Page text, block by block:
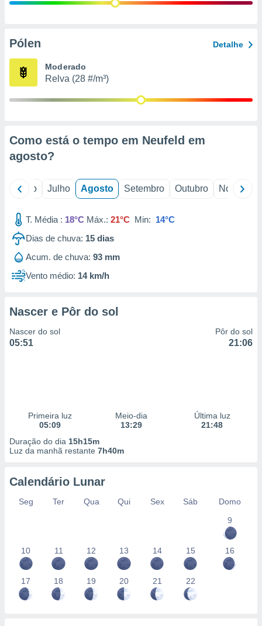
e
de
Pólen Detalhe
Moderado
Relva (28 #/m³)
Como está o tempo em Neufeld em
agosto?
Junho Julho Agosto Setembro Outubro Novembro
T. Média : 18°C Máx.: 21°C Min: 14°C
Dias de chuva: 15 dias
Acum. de chuva: 93 mm
Vento médio: 14 km/h
Nascer e Pôr do sol
Nascer do sol
05:51
Pôr do sol
21:06
Primeira luz
05:09
Meio-dia
13:29
Última luz
21:48
Duração do dia 15h15m
Luz da manhã restante 7h40m
Calendário Lunar
Seg Ter Qua Qui Sex Sáb
Domo
9
10 11 12 13 14 15 16
17 18 19 20 21 22